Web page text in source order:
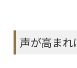
声が高まれ